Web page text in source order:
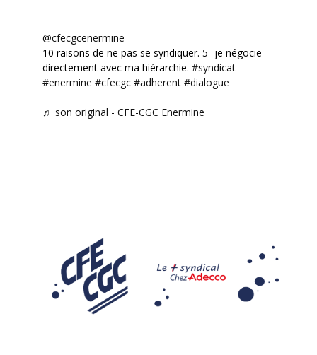
@cfecgcenermine
10 raisons de ne pas se syndiquer. 5- je négocie
directement avec ma hiérarchie. #syndicat
#enermine #cfecgc #adherent #dialogue
♬ son original - CFE-CGC Enermine